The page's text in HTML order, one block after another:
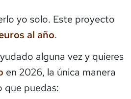
yo solo. Este proyecto
al año.
alguna vez y quieres
en 2026, la única manera
que puedas: